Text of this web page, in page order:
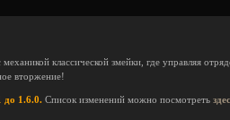
классической змейки, где управляя
вторжение!
до 1.6.0. Список изменений можно посмотреть